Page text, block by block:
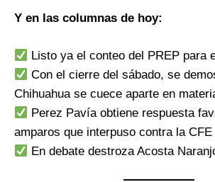
Y en las columnas de hoy:
Listo ya el conteo del PREP para
Con el cierre del sábado, se
Chihuahua se cuece aparte en
Perez Pavía obtiene respuesta
amparos que interpuso contra la CFE
En debate destroza Acosta